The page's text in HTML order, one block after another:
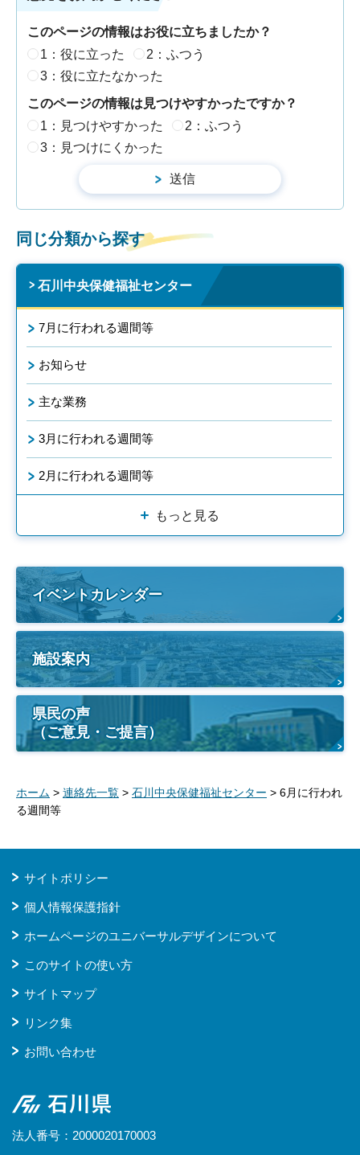
このページの情報はお役に立ちましたか？
1：役に立った
2：ふつう
3：役に立たなかった
このページの情報は見つけやすかったですか？
1：見つけやすかった
2：ふつう
3：見つけにくかった
同じ分類から探す
石川中央保健福祉センター
7月に行われる週間等
お知らせ
主な業務
3月に行われる週間等
2月に行われる週間等
もっと見る
イベントカレンダー
施設案内
県民の声
（ご意見・ご提言）
ホーム > 連絡先一覧 > 石川中央保健福祉センター > 6月に行われ
る週間等
サイトポリシー
個人情報保護指針
ホームページのユニバーサルデザインについて
このサイトの使い方
サイトマップ
リンク集
お問い合わせ
石川県
法人番号：2000020170003